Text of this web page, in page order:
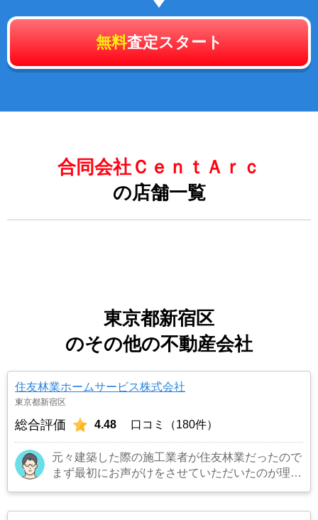
無料査定スタート
合同会社ＣｅｎｔＡｒｃ
の店舗一覧
東京都新宿区
のその他の不動産会社
住友林業ホームサービス株式会社
東京都新宿区
総合評価 4.48 口コミ（180件）
元々建築した際の施工業者が住友林業だったので
まず最初にお声がけをさせていただいたのが理由